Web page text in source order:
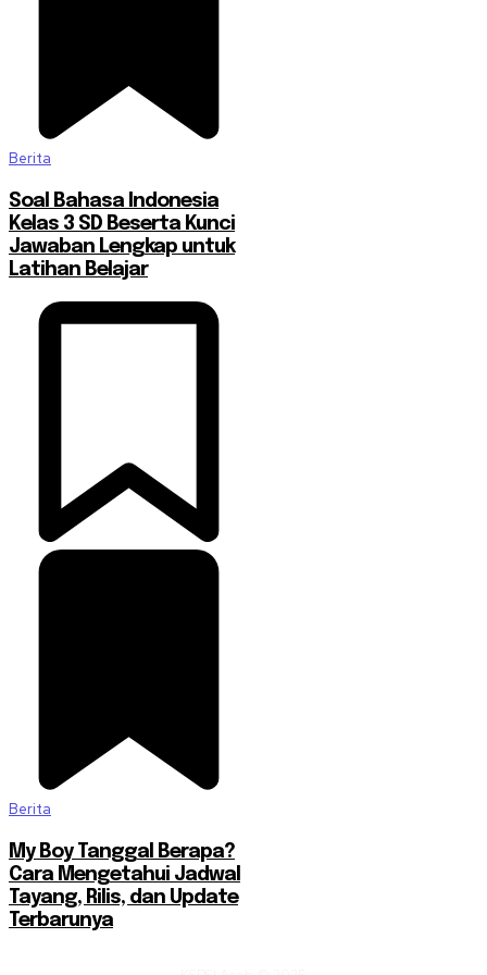
Berita
Soal Bahasa Indonesia
Kelas 3 SD Beserta Kunci
Jawaban Lengkap untuk
Latihan Belajar
Berita
My Boy Tanggal Berapa?
Cara Mengetahui Jadwal
Tayang, Rilis, dan Update
Terbarunya